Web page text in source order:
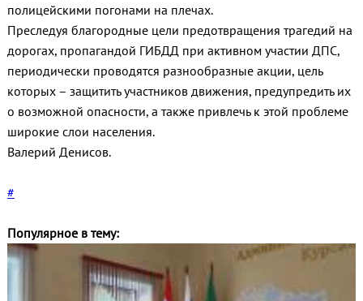
полицейскими погонами на плечах.
Преследуя благородные цели предотвращения трагедий на
дорогах, пропагандой ГИБДД при активном участии ДПС,
периодически проводятся разнообразные акции, цель
которых – защитить участников движения, предупредить их
о возможной опасности, а также привлечь к этой проблеме
широкие слои населения.
Валерий Денисов.
#
Популярное в тему: